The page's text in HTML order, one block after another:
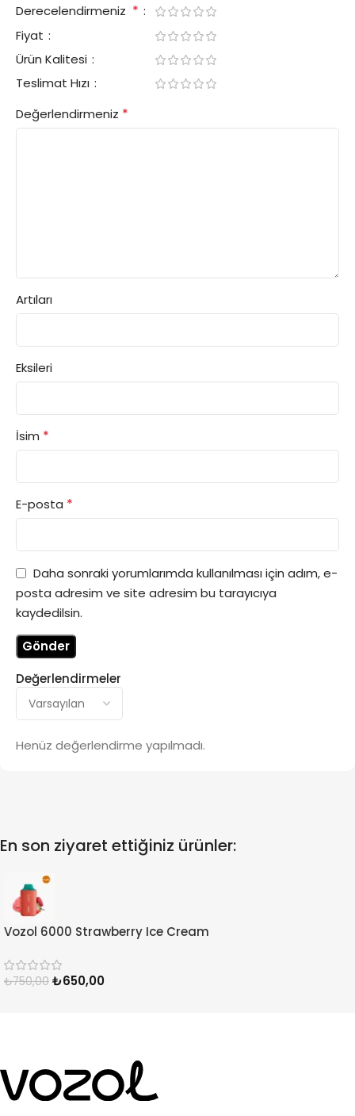
Değerlendirmeler
Henüz değerlendirme yapılmadı.
Derecelendirmeniz *
Fiyat
Ürün Kalitesi
Teslimat Hızı
Değerlendirmeniz *
Artıları
Eksileri
İsim *
E-posta *
Daha sonraki yorumlarımda kullanılması için adım, e-
posta adresim ve site adresim bu tarayıcıya
kaydedilsin.
En son ziyaret ettiğiniz ürünler:
Vozol 6000 Strawberry Ice Cream
₺750,00 ₺650,00